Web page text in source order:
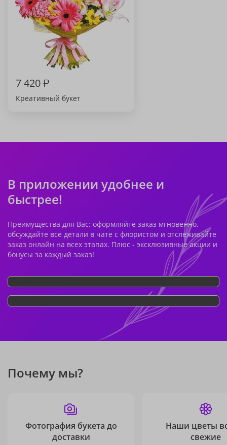
7 420₽
Креативный букет
В приложении удобнее и
быстрее!
Преимущества для Вас: оформляйте заказ мгновенно,
обсуждайте все детали в чате с флористом и отслеживайте
заказ онлайн на всех этапах. Плюс - эксклюзивные акции и
бонусы за каждый заказ!
Почему мы?
Фотография букета до
доставки
Наши цветы
свежие